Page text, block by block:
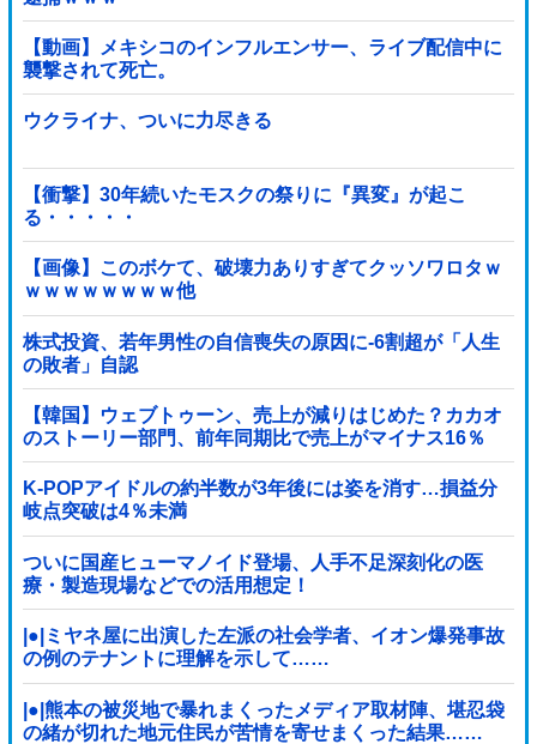
【動画】メキシコのインフルエンサー、ライブ配信中に
襲撃されて死亡。
ウクライナ、ついに力尽きる
【衝撃】30年続いたモスクの祭りに『異変』が起こ
る・・・・・
【画像】このボケて、破壊力ありすぎてクッソワロタｗ
ｗｗｗｗｗｗｗｗ他
株式投資、若年男性の自信喪失の原因に-6割超が「人生
の敗者」自認
【韓国】ウェブトゥーン、売上が減りはじめた？カカオ
のストーリー部門、前年同期比で売上がマイナス16％
K-POPアイドルの約半数が3年後には姿を消す…損益分
岐点突破は4％未満
ついに国産ヒューマノイド登場、人手不足深刻化の医
療・製造現場などでの活用想定！
|●|ミヤネ屋に出演した左派の社会学者、イオン爆発事故
の例のテナントに理解を示して……
|●|熊本の被災地で暴れまくったメディア取材陣、堪忍袋
の緒が切れた地元住民が苦情を寄せまくった結果……